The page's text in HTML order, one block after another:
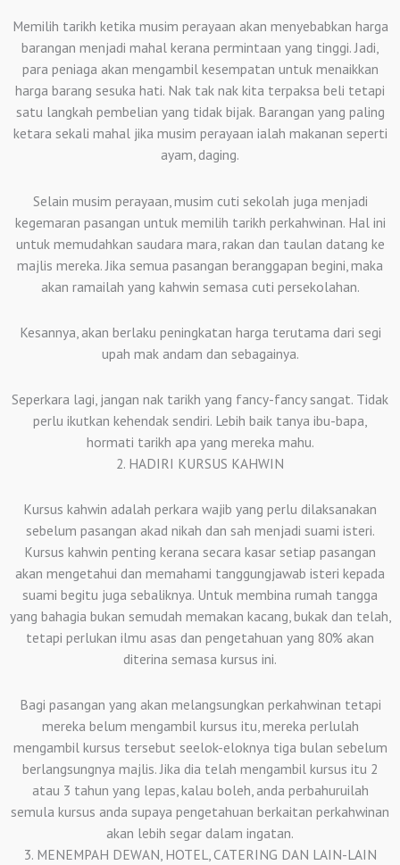
Memilih tarikh ketika musim perayaan akan menyebabkan harga
barangan menjadi mahal kerana permintaan yang tinggi. Jadi,
para peniaga akan mengambil kesempatan untuk menaikkan
harga barang sesuka hati. Nak tak nak kita terpaksa beli tetapi
satu langkah pembelian yang tidak bijak. Barangan yang paling
ketara sekali mahal jika musim perayaan ialah makanan seperti
ayam, daging.
Selain musim perayaan, musim cuti sekolah juga menjadi
kegemaran pasangan untuk memilih tarikh perkahwinan. Hal ini
untuk memudahkan saudara mara, rakan dan taulan datang ke
majlis mereka. Jika semua pasangan beranggapan begini, maka
akan ramailah yang kahwin semasa cuti persekolahan.
Kesannya, akan berlaku peningkatan harga terutama dari segi
upah mak andam dan sebagainya.
Seperkara lagi, jangan nak tarikh yang fancy-fancy sangat. Tidak
perlu ikutkan kehendak sendiri. Lebih baik tanya ibu-bapa,
hormati tarikh apa yang mereka mahu.
2. HADIRI KURSUS KAHWIN
Kursus kahwin adalah perkara wajib yang perlu dilaksanakan
sebelum pasangan akad nikah dan sah menjadi suami isteri.
Kursus kahwin penting kerana secara kasar setiap pasangan
akan mengetahui dan memahami tanggungjawab isteri kepada
suami begitu juga sebaliknya. Untuk membina rumah tangga
yang bahagia bukan semudah memakan kacang, bukak dan telah,
tetapi perlukan ilmu asas dan pengetahuan yang 80% akan
diterina semasa kursus ini.
Bagi pasangan yang akan melangsungkan perkahwinan tetapi
mereka belum mengambil kursus itu, mereka perlulah
mengambil kursus tersebut seelok-eloknya tiga bulan sebelum
berlangsungnya majlis. Jika dia telah mengambil kursus itu 2
atau 3 tahun yang lepas, kalau boleh, anda perbahuruilah
semula kursus anda supaya pengetahuan berkaitan perkahwinan
akan lebih segar dalam ingatan.
3. MENEMPAH DEWAN, HOTEL, CATERING DAN LAIN-LAIN